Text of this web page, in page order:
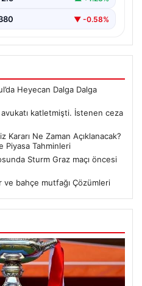
▼ -0.58%
Heyecan Dalga Dalga
katletmişti. İstenen ceza
Kararı Ne Zaman Açıklanacak?
Piyasa Tahminleri
Sturm Graz maçı öncesi
ve bahçe mutfağı Çözümleri